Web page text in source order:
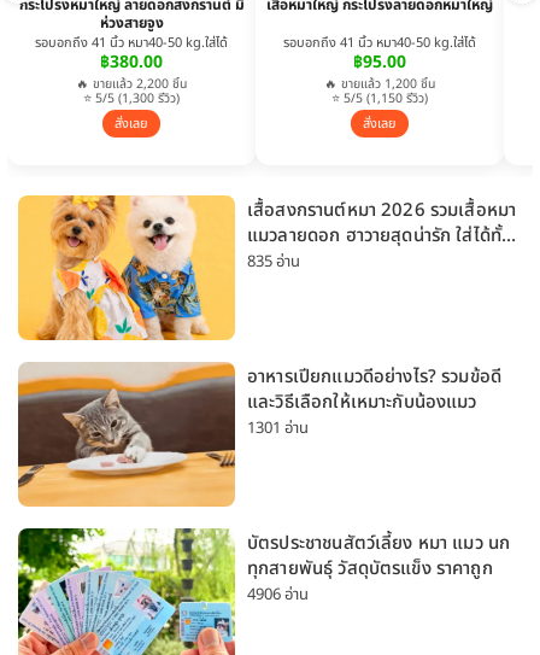
กระโปรงหมาใหญ่ ลายดอกสงกรานต์ มี
ห่วงสายจูง
รอบอกถึง 41 นิ้ว หมา40-50 kg.ใส่ได้
฿380.00
🔥 ขายแล้ว 2,200 ชิ้น
⭐ 5/5 (1,300 รีวิว)
สั่งเลย
เสื้อหมาใหญ่ กระโปรงลายดอกหมาใหญ่
รอบอกถึง 41 นิ้ว หมา40-50 kg.ใส่ได้
฿95.00
🔥 ขายแล้ว 1,200 ชิ้น
⭐ 5/5 (1,150 รีวิว)
สั่งเลย
เสื้อสงกรานต์หมา 2026 รวมเสื้อหมา
แมวลายดอก ฮาวายสุดน่ารัก ใส่ได้ทั้ง
หมาเล็กและหมาใหญ่
835 อ่าน
อาหารเปียกแมวดีอย่างไร? รวมข้อดี
และวิธีเลือกให้เหมาะกับน้องแมว
1301 อ่าน
บัตรประชาชนสัตว์เลี้ยง หมา แมว นก
ทุกสายพันธุ์ วัสดุบัตรแข็ง ราคาถูก
4906 อ่าน